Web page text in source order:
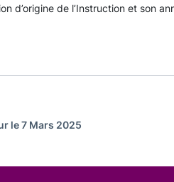
d’origine de l’Instruction et son
le 7 Mars 2025